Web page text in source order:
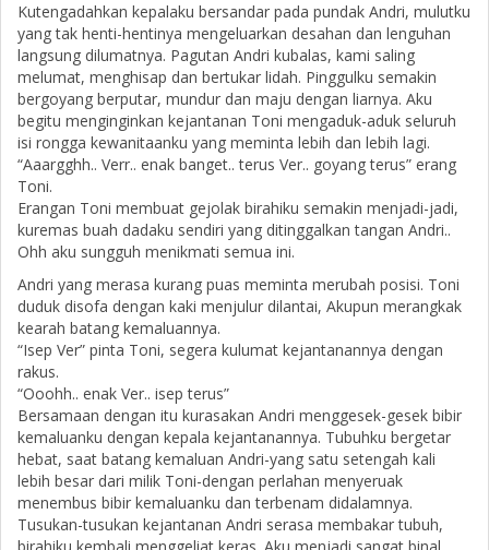
Kutengadahkan kepalaku bersandar pada pundak Andri, mulutku
yang tak henti-hentinya mengeluarkan desahan dan lenguhan
langsung dilumatnya. Pagutan Andri kubalas, kami saling
melumat, menghisap dan bertukar lidah. Pinggulku semakin
bergoyang berputar, mundur dan maju dengan liarnya. Aku
begitu menginginkan kejantanan Toni mengaduk-aduk seluruh
isi rongga kewanitaanku yang meminta lebih dan lebih lagi.
“Aaargghh.. Verr.. enak banget.. terus Ver.. goyang terus” erang
Toni.
Erangan Toni membuat gejolak birahiku semakin menjadi-jadi,
kuremas buah dadaku sendiri yang ditinggalkan tangan Andri..
Ohh aku sungguh menikmati semua ini.
Andri yang merasa kurang puas meminta merubah posisi. Toni
duduk disofa dengan kaki menjulur dilantai, Akupun merangkak
kearah batang kemaluannya.
“Isep Ver” pinta Toni, segera kulumat kejantanannya dengan
rakus.
“Ooohh.. enak Ver.. isep terus”
Bersamaan dengan itu kurasakan Andri menggesek-gesek bibir
kemaluanku dengan kepala kejantanannya. Tubuhku bergetar
hebat, saat batang kemaluan Andri-yang satu setengah kali
lebih besar dari milik Toni-dengan perlahan menyeruak
menembus bibir kemaluanku dan terbenam didalamnya.
Tusukan-tusukan kejantanan Andri serasa membakar tubuh,